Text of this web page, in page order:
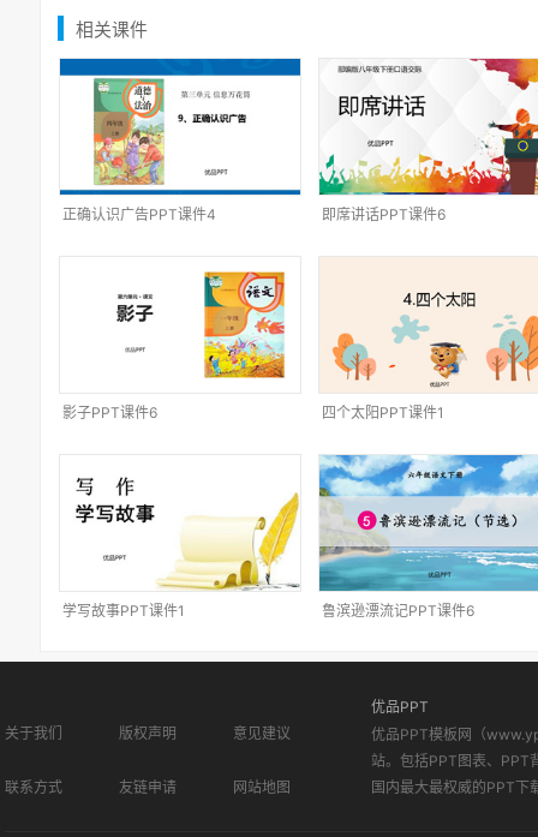
相关课件
正确认识广告PPT课件4 即席讲话PPT课件6
影子PPT课件6 四个太阳PPT课件1
学写故事PPT课件1 鲁滨逊漂流记PPT课件6
关于我们 版权声明 意见建议
联系方式 友链申请 网站地图
优品PPT
优品PPT模板网（
站。包括PPT图表、PPT
国内最大最权威的PPT下